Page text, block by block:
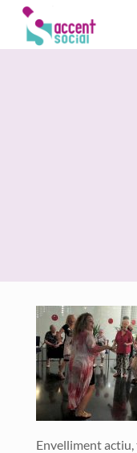
Envelliment actiu,